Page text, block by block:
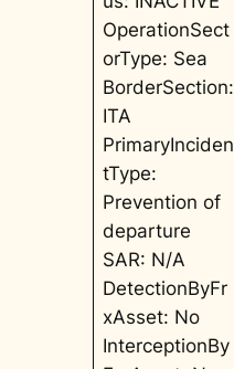
OperationSect
orType: Sea
BorderSection:
ITA
PrimaryInciden
tType:
Prevention of
departure
SAR: N/A
DetectionByFr
xAsset: No
InterceptionBy